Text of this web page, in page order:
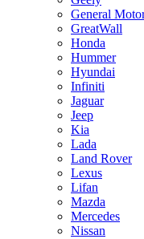
General
GreatWall
Honda
Hummer
Hyundai
Infiniti
Jaguar
Jeep
Kia
Lada
Land Rover
Lexus
Lifan
Mazda
Mercedes
Nissan